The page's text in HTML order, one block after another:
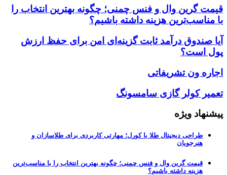
قیمت گرین وال و فنس چمنی؛ چگونه بهترین انتخاب را
با مناسب‌ترین هزینه داشته باشیم؟
آیا صندوق درآمد ثابت گزینه‌ای امن برای حفظ ارزش
پول است؟
اجاره ون تشریفاتی
تعمیر کولر گازی سامسونگ
پیشنهاد ویژه
طراحی دیجیتال طلا با کورل؛ مهارتی کاربردی برای طلاسازان و
هنرجویان
قیمت گرین وال و فنس چمنی؛ چگونه بهترین انتخاب را با مناسب‌ترین
هزینه داشته باشیم؟